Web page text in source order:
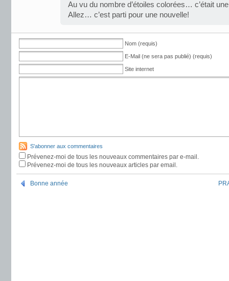
Au vu du nombre d’étoiles colorées… c’était
Allez… c’est parti pour une nouvelle!
Nom (requis)
E-Mail (ne sera pas publié) (requis)
Site internet
S'abonner aux commentaires
Prévenez-moi de tous les nouveaux commentaires par e-mail.
Prévenez-moi de tous les nouveaux articles par email.
Bonne année